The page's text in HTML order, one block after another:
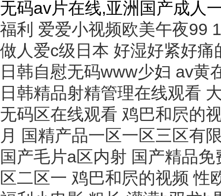
无码av片在线,亚洲国产成人